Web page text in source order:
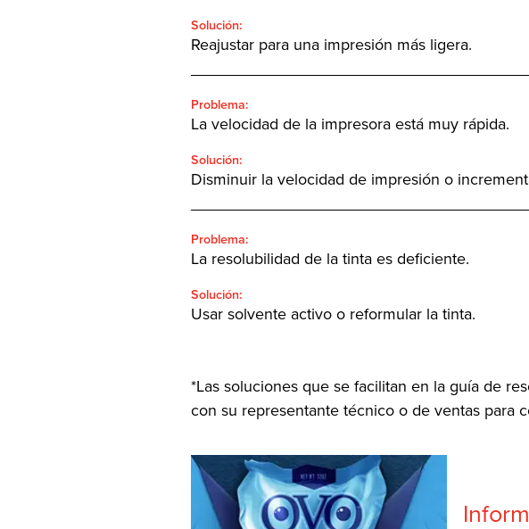
Solución:
Reajustar para una impresión más ligera.
Problema:
La velocidad de la impresora está muy rápida.
Solución:
Disminuir la velocidad de impresión o
Problema:
La resolubilidad de la tinta es deficiente.
Solución:
Usar solvente activo o reformular la tinta.
*Las soluciones que se facilitan en la guía de
con su representante técnico o de ventas para